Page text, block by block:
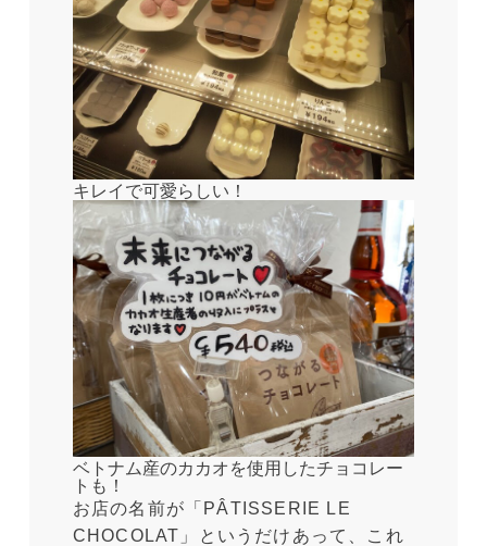
キレイで可愛らしい！
ベトナム産のカカオを使用したチョコレー
トも！
お店の名前が「PÂTISSERIE LE
CHOCOLAT」というだけあって、これ